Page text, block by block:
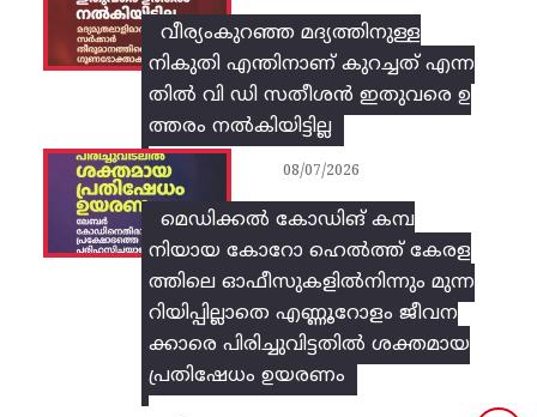
വീര്യംകുറഞ്ഞ മദ്യത്തിനുള്ള
നികുതി എന്തിനാണ് കുറച്ചത് എന്ന
തിൽ വി ഡി സതീശൻ ഇതുവരെ ഉ
ത്തരം നൽകിയിട്ടില്ല
മെഡിക്കൽ കോഡിങ് കമ്പ
നിയായ കോറോ ഹെൽത്ത് കേരള
ത്തിലെ ഓഫീസുകളിൽനിന്നും മുന്ന
റിയിപ്പില്ലാതെ എണ്ണൂറോളം ജീവന
ക്കാരെ പിരിച്ചുവിട്ടതിൽ‌ ശക്തമായ
പ്രതിഷേധം ഉയരണം
08/07/2026